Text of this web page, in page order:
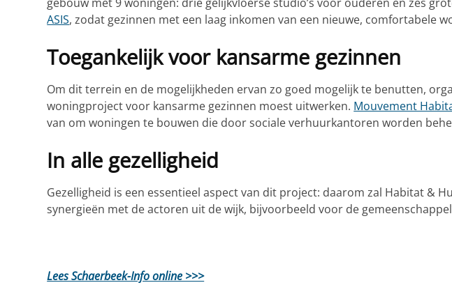
ASIS, zodat gezinnen met een laag inkomen van een nieuwe, comfortabele
Toegankelijk voor kansarme gezinnen
Om dit terrein en de mogelijkheden ervan zo goed mogelijk te benutten,
woningproject voor kansarme gezinnen moest uitwerken. Mouvement
van om woningen te bouwen die door sociale verhuurkantoren worden
In alle gezelligheid
Gezelligheid is een essentieel aspect van dit project: daarom zal Habitat &
synergieën met de actoren uit de wijk, bijvoorbeeld voor de
Lees Schaerbeek-Info online >>>